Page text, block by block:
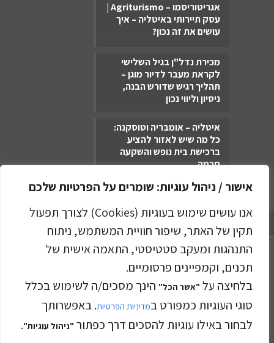
אישור / ניהול עוגיות: שומרים על הפרטיות שלכם
אנו עושים שימוש בעוגיות (Cookies) לצורך תפעול
תקין של האתר, שיפור חוויית המשתמש, ניתוח
התנהגות ומעקב סטטיסטי, התאמה אישית של
תכנים, וקמפיינים פרסומיים.
בלחיצה על "אשר הכל" הינך מסכים/ה לשימוש בכלל
סוגי העוגיות כמפורט במדיניות הפרטיות. באפשרותך
לבחור באילו עוגיות להסכים דרך כפתור "ניהול עוגיות".
אגריטוריסמו – Agriturismo |
עסק תיירותי באיטליה – איך
עושים את זה נכון?
מכירת נדל"ן בגיל השלישי
לקראת מעבר לדיור מוגן –
תהליך רגיש שדורש הבנה,
ניסיון וליווי נכון
איטליה – אומבריה וטוסקנה:
כל מה שיש לאזור להציע
ברכישת בית נופש והשקעה
חכמה
קפלן בוטיק נדל"ן © 2023
בניית אתרים -